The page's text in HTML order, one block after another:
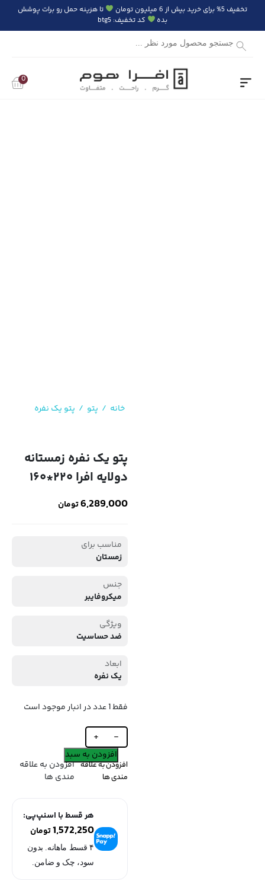
تخفیف 5% برای خرید بیش از 6 میلیون تومان
تا هزینه حمل رو برات پوشش
بده
کد تخفیف: btg5
Products
search
0
خانه / پتو / پتو یک نفره
پتو یک نفره زمستانه
دولایه افرا ۲۲۰*۱۶۰
6,289,000تومان
مناسب برای
زمستان
جنس
میکروفایبر
ویژگی
ضد حساسیت
ابعاد
یک نفره
فقط 1 عدد در انبار موجود است
-
+
افزودن به سبد
افزودن به علاقه
مندی ها
افزودن به علاقه
مندی ها
هر قسط با اسنپ‌پی:
1,572,250تومان
۴ قسط ماهانه. بدون
سود، چک و ضامن.